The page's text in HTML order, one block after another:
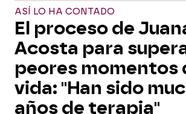
ASÍ LO HA CONTADO
El proceso de
Acosta para
peores momentos
vida: "Han sido
años de terapia"